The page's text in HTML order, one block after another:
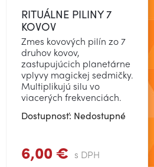
RITUÁLNE PILINY 7
KOVOV
Zmes kovových pilín zo 7
druhov kovov,
zastupujúcich planetárne
vplyvy magickej sedmičky.
Multiplikujú silu vo
viacerých frekvenciách.
Dostupnosť: Nedostupné
6,00 € s DPH